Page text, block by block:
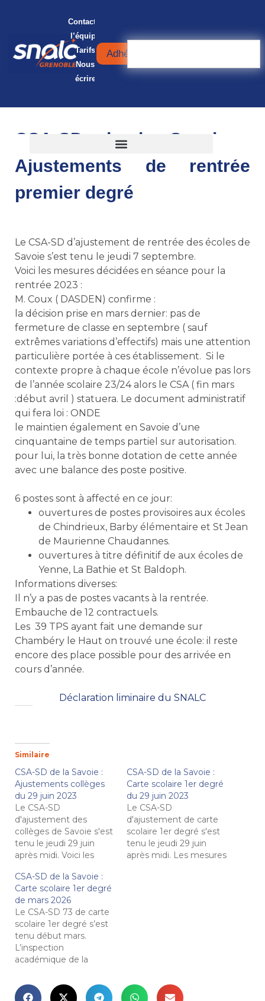
Contacter
l’équipe
Tarifs
Nous
écrire
Adhérer
CSA-SD de la Savoie :
Ajustements de rentrée
premier degré
Le CSA-SD d’ajustement de rentrée des écoles de
Savoie s’est tenu le jeudi 7 septembre.
Voici les mesures décidées en séance pour la
rentrée 2023 :
M. Coux ( DASDEN) confirme :
la décision prise en mars dernier: pas de
fermeture de classe en septembre ( sauf
extrêmes variations d’effectifs) mais une attention
particulière portée à ces établissement. Si le
contexte propre à chaque école n’évolue pas lors
de l’année scolaire 23/24 alors le CSA ( fin mars
:début avril ) statuera. Le document administratif
qui fera loi : ONDE
le maintien également en Savoie d’une
cinquantaine de temps partiel sur autorisation.
pour lui, la très bonne dotation de cette année
avec une balance des poste positive.
6 postes sont à affecté en ce jour:
ouvertures de postes provisoires aux écoles
de Chindrieux, Barby élémentaire et St Jean
de Maurienne Chaudannes.
ouvertures à titre définitif de aux écoles de
Yenne, La Bathie et St Baldoph.
Informations diverses:
Il n’y a pas de postes vacants à la rentrée.
Embauche de 12 contractuels.
Les 39 TPS ayant fait une demande sur
Chambéry le Haut on trouvé une école: il reste
encore des place possible pour des arrivée en
cours d’année.
Déclaration liminaire du SNALC
Similaire
CSA-SD de la Savoie :
Ajustements collèges
du 29 juin 2023
Le CSA-SD
d'ajustement des
collèges de Savoie s'est
tenu le jeudi 29 juin
après midi. Voici les
séance pour la rentrée
2023 : Collège de
l’Epine à Novalaise :
ouverture d’une division
de 6e. Collège George
Sand à La Motte
Servolex : ouverture
d’une division de 3e.…
CSA-SD de la Savoie :
Carte scolaire 1er degré
du 29 juin 2023
Le CSA-SD
d'ajustement de carte
scolaire 1er degré s'est
tenu le jeudi 29 juin
après midi. Les mesures
Bains :…
CSA-SD de la Savoie :
Carte scolaire 1er degré
de mars 2026
Le CSA-SD 73 de carte
scolaire 1er degré s’est
tenu début mars.
L’inspection
académique de la
fermer 36 classes à la
rentrée prochaine et